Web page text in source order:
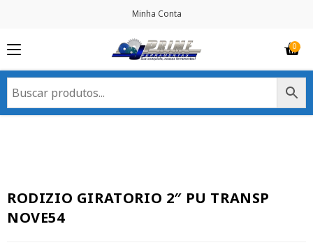
Minha Conta
RODIZIO GIRATORIO 2″ PU TRANSP
NOVE54